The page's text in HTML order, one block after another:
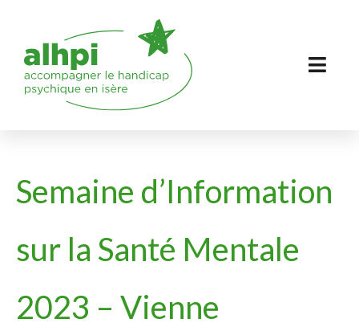
Semaine d’Information
sur la Santé Mentale
2023 – Vienne